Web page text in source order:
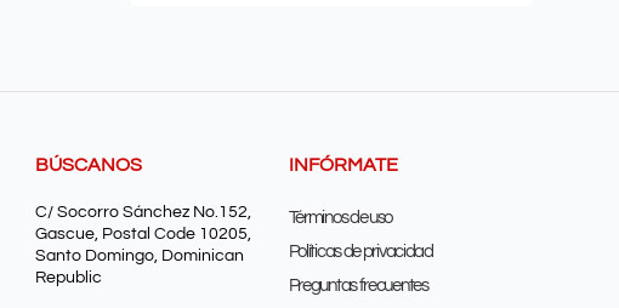
BÚSCANOS
C/ Socorro Sánchez No.152,
Gascue, Postal Code 10205,
Santo Domingo, Dominican
Republic
INFÓRMATE
Términos de uso
Políticas de privacidad
Preguntas frecuentes